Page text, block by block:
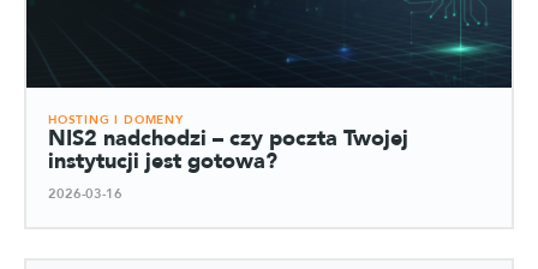
HOSTING I DOMENY
NIS2 nadchodzi – czy poczta Twojej
instytucji jest gotowa?
2026-03-16